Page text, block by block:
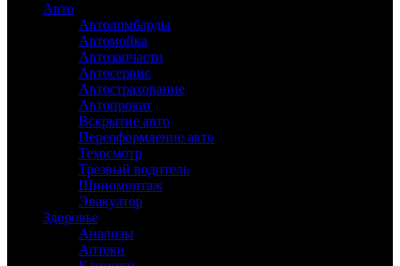
Авто
Автоломбарды
Автомойка
Автозапчасти
Автосервис
Автострахование
Автопрокат
Вскрытие авто
Переоформление авто
Техосмотр
Трезвый водитель
Шиномонтаж
Эвакуатор
Здоровье
Анализы
Аптеки